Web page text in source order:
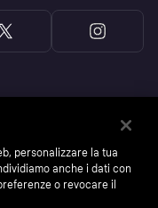
personalizzare la tua
anche i dati con
o revocare il